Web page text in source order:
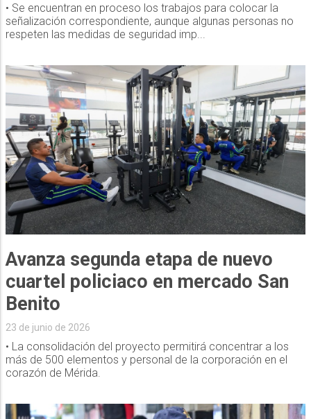
• Se encuentran en proceso los trabajos para colocar la
señalización correspondiente, aunque algunas personas no
respeten las medidas de seguridad imp...
Avanza segunda etapa de nuevo
cuartel policiaco en mercado San
Benito
23 de junio de 2026
• La consolidación del proyecto permitirá concentrar a los
más de 500 elementos y personal de la corporación en el
corazón de Mérida.